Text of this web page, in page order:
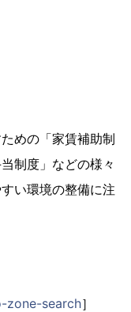
めの「家賃補助制
制度」などの様々
い環境の整備に注
search］